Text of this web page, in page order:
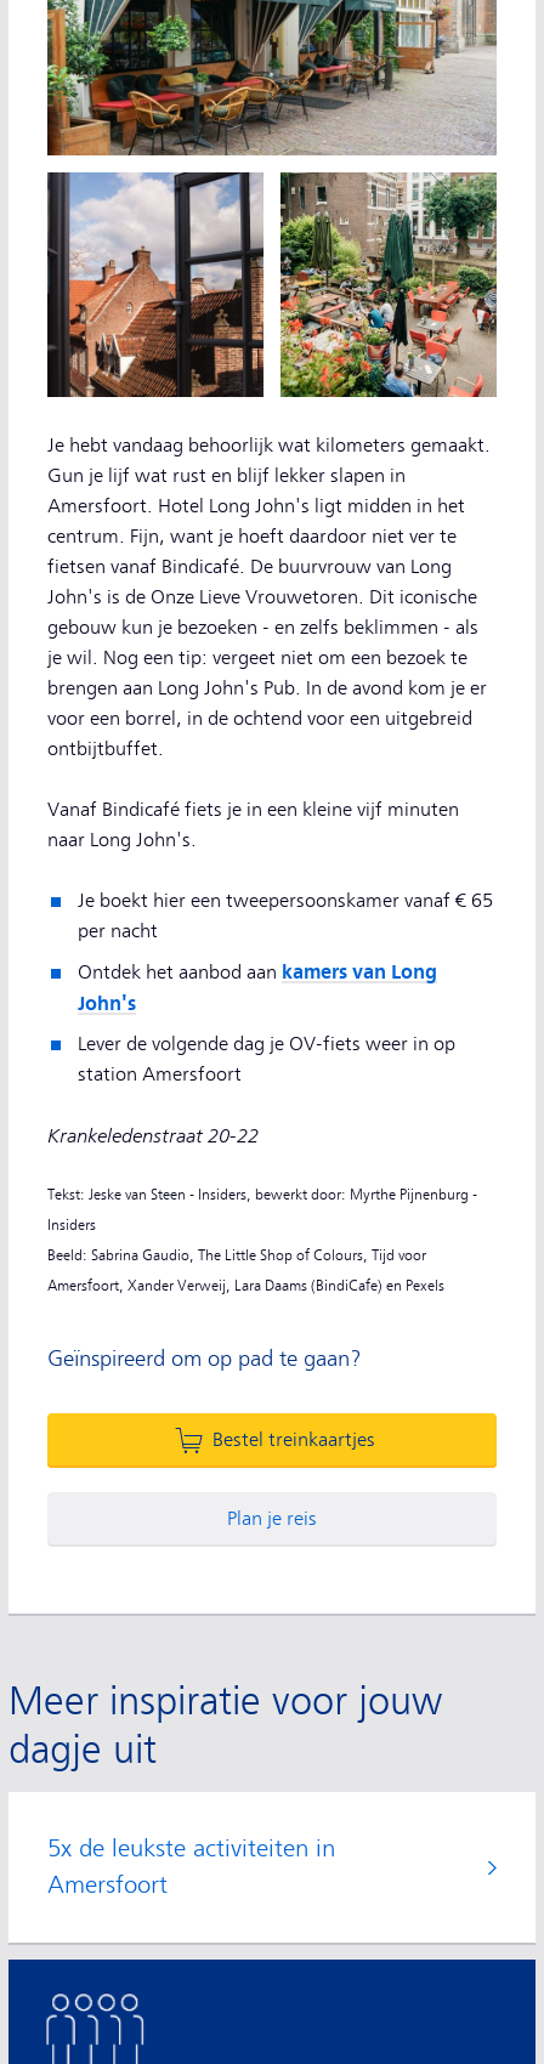
Je hebt vandaag behoorlijk wat kilometers gemaakt.
Gun je lijf wat rust en blijf lekker slapen in
Amersfoort. Hotel Long John's ligt midden in het
centrum. Fijn, want je hoeft daardoor niet ver te
fietsen vanaf Bindicafé. De buurvrouw van Long
John's is de Onze Lieve Vrouwetoren. Dit iconische
gebouw kun je bezoeken - en zelfs beklimmen - als
je wil. Nog een tip: vergeet niet om een bezoek te
brengen aan Long John's Pub. In de avond kom je er
voor een borrel, in de ochtend voor een uitgebreid
ontbijtbuffet.
Vanaf Bindicafé fiets je in een kleine vijf minuten
naar Long John's.
Je boekt hier een tweepersoonskamer vanaf € 65
per nacht
Ontdek het aanbod aan kamers van Long
John's
Lever de volgende dag je OV-fiets weer in op
station Amersfoort
Krankeledenstraat 20-22
Tekst: Jeske van Steen - Insiders, bewerkt door: Myrthe Pijnenburg -
Insiders
Beeld: Sabrina Gaudio, The Little Shop of Colours, Tijd voor
Amersfoort, Xander Verweij, Lara Daams (BindiCafe) en Pexels
Geïnspireerd om op pad te gaan?
Bestel treinkaartjes
Plan je reis
Meer inspiratie voor jouw
dagje uit
5x de leukste activiteiten in
Amersfoort